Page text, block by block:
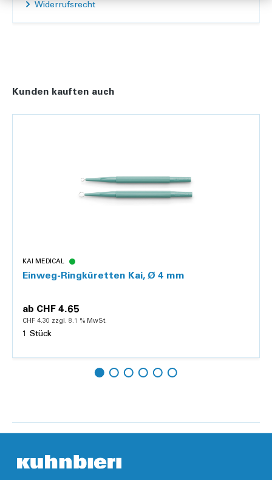
Widerrufsrecht
Kunden kauften auch
KAI MEDICAL
Einweg-Ringküretten Kai, Ø 4 mm
ab CHF 4.65
CHF 4.30 zzgl. 8.1 % MwSt.
1 Stück